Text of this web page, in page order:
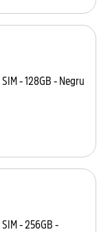
- 128GB - Negru
- 256GB -